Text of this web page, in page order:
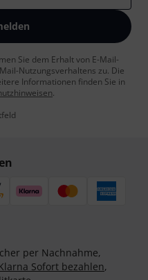
Sie dem Erhalt von E-Mail-
Nutzungsverhaltens zu. Die
Informationen finden Sie in
.
per Nachnahme,
Sofort bezahlen,